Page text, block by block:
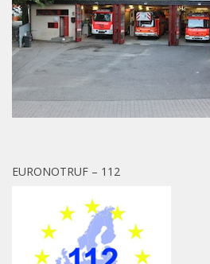
EURONOTRUF – 112